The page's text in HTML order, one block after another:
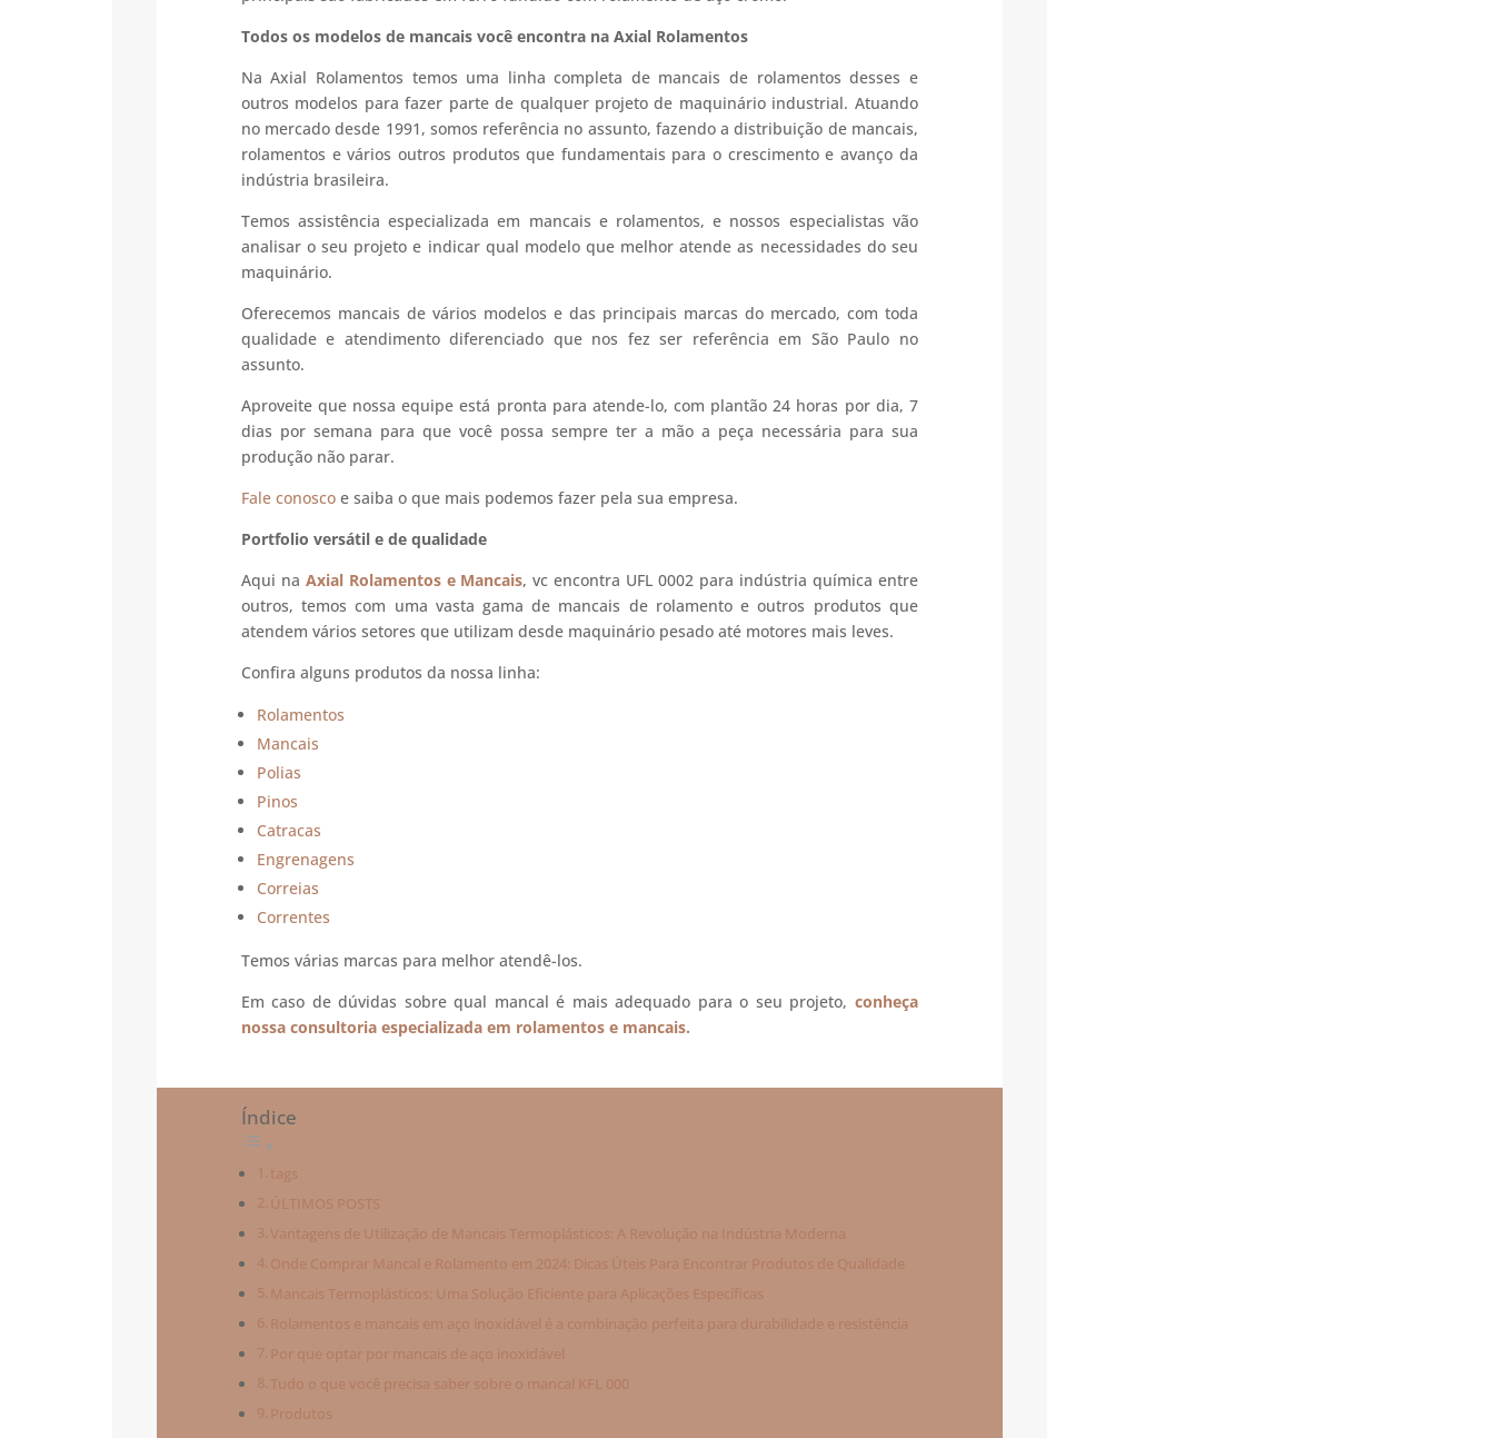
Todos os modelos de mancais você encontra na Axial Rolamentos
Na Axial Rolamentos temos uma linha completa de mancais de rolamentos desses e
outros modelos para fazer parte de qualquer projeto de maquinário industrial. Atuando
no mercado desde 1991, somos referência no assunto, fazendo a distribuição de mancais,
rolamentos e vários outros produtos que fundamentais para o crescimento e avanço da
indústria brasileira.
Temos assistência especializada em mancais e rolamentos, e nossos especialistas vão
analisar o seu projeto e indicar qual modelo que melhor atende as necessidades do seu
maquinário.
Oferecemos mancais de vários modelos e das principais marcas do mercado, com toda
qualidade e atendimento diferenciado que nos fez ser referência em São Paulo no
assunto.
Aproveite que nossa equipe está pronta para atende-lo, com plantão 24 horas por dia, 7
dias por semana para que você possa sempre ter a mão a peça necessária para sua
produção não parar.
Fale conoscoe saiba o que mais podemos fazer pela sua empresa.
Portfolio versátil e de qualidade
Aqui na Axial Rolamentos e Mancais, vc encontra UFL 0002 para indústria química entre
outros, temos com uma vasta gama de mancais de rolamento e outros produtos que
atendem vários setores que utilizam desde maquinário pesado até motores mais leves.
Confira alguns produtos da nossa linha:
Rolamentos
Mancais
Polias
Pinos
Catracas
Engrenagens
Correias
Correntes
Temos várias marcas para melhor atendê-los.
Em caso de dúvidas sobre qual mancal é mais adequado para o seu projeto, conheça
nossa consultoria especializada em rolamentos e mancais.
Índice
tags
ÚLTIMOS POSTS
Vantagens de Utilização de Mancais Termoplásticos: A Revolução na Indústria Moderna
Onde Comprar Mancal e Rolamento em 2024: Dicas Úteis Para Encontrar Produtos de Qualidade
Mancais Termoplásticos: Uma Solução Eficiente para Aplicações Específicas
Rolamentos e mancais em aço inoxidável é a combinação perfeita para durabilidade e resistência
Por que optar por mancais de aço inoxidável
Tudo o que você precisa saber sobre o mancal KFL 000
Produtos